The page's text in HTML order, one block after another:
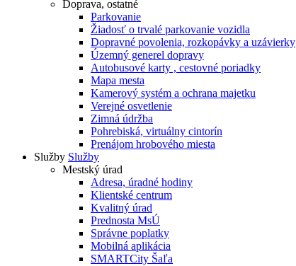
Doprava, ostatné
Parkovanie
Žiadosť o trvalé parkovanie vozidla
Dopravné povolenia, rozkopávky a uzávierky
Územný generel dopravy
Autobusové karty , cestovné poriadky
Mapa mesta
Kamerový systém a ochrana majetku
Verejné osvetlenie
Zimná údržba
Pohrebiská, virtuálny cintorín
Prenájom hrobového miesta
Služby Služby
Mestský úrad
Adresa, úradné hodiny
Klientské centrum
Kvalitný úrad
Prednosta MsÚ
Správne poplatky
Mobilná aplikácia
SMARTCity Šaľa